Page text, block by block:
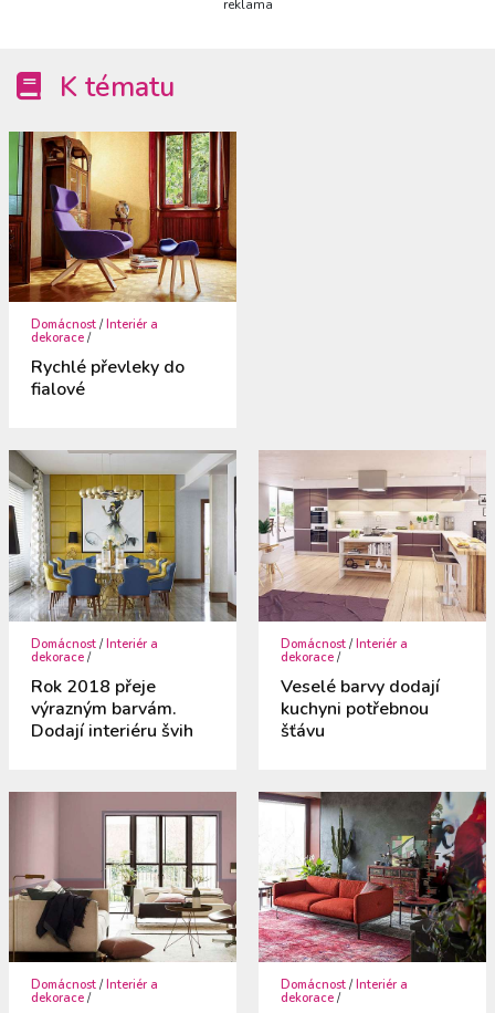
reklama
K tématu
Domácnost /Interiér a
dekorace /
Rychlé převleky do
fialové
Domácnost /Interiér a
dekorace /
Rok 2018 přeje
výrazným barvám.
Dodají interiéru švih
Domácnost /Interiér a
dekorace /
Veselé barvy dodají
kuchyni potřebnou
šťávu
Domácnost / Interiér a
dekorace /
Domácnost / Interiér a
dekorace /